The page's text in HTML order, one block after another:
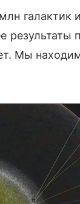
галактик
результаты
Мы